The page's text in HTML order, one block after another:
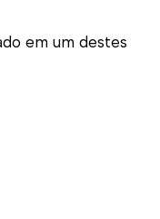
em um destes